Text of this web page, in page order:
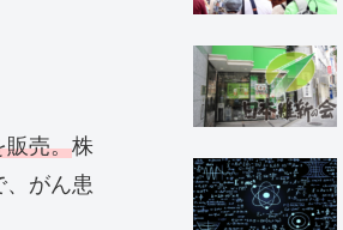
販売。株
、がん患